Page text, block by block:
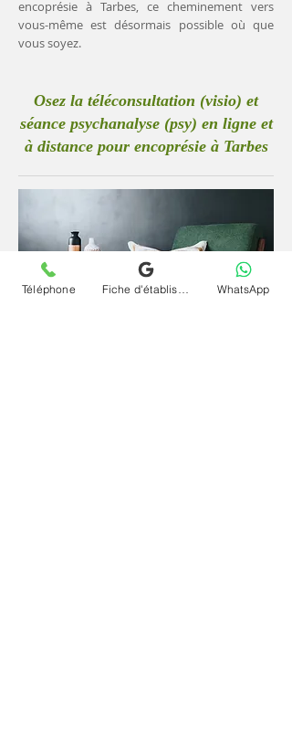
encoprésie à Tarbes, ce cheminement vers
vous-même est désormais possible où que
vous soyez.
Osez la téléconsultation (visio) et
séance psychanalyse (psy) en ligne et
à distance pour encoprésie à Tarbes
Téléphone WhatsApp